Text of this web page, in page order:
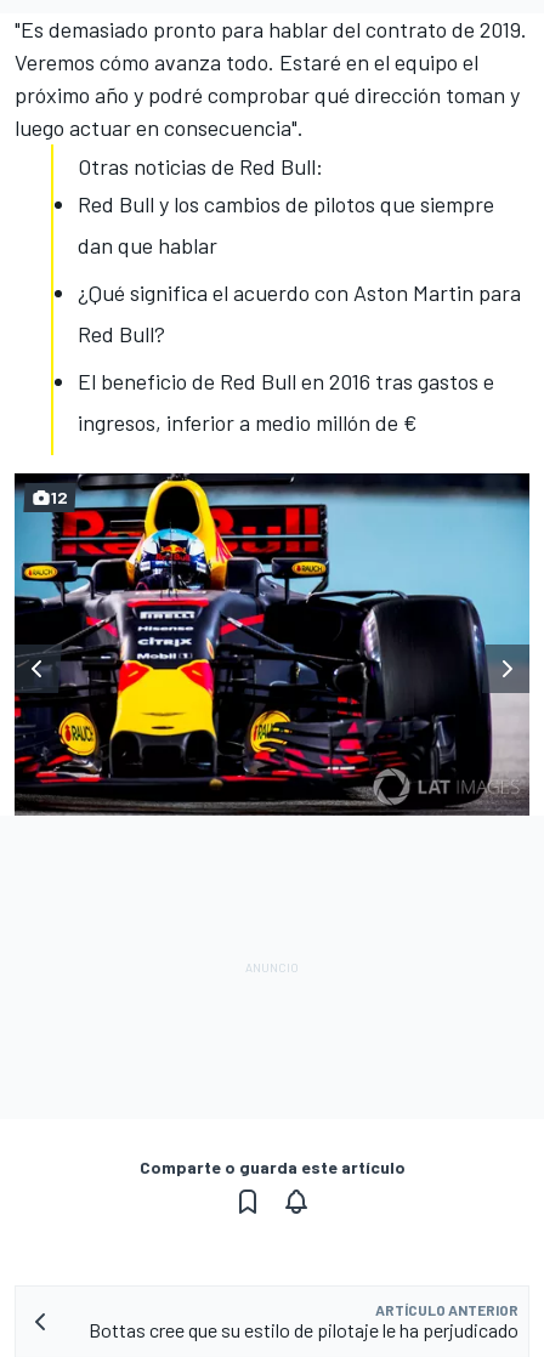
"Es demasiado pronto para hablar del contrato de 2019.
Veremos cómo avanza todo. Estaré en el equipo el
próximo año y podré comprobar qué dirección toman y
luego actuar en consecuencia".
Otras noticias de Red Bull:
Red Bull y los cambios de pilotos que siempre
dan que hablar
¿Qué significa el acuerdo con Aston Martin para
Red Bull?
El beneficio de Red Bull en 2016 tras gastos e
ingresos, inferior a medio millón de €
12
Comparte o guarda este artículo
ARTÍCULO ANTERIOR
Bottas cree que su estilo de pilotaje le ha perjudicado